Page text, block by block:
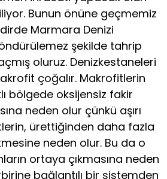
Bunun önüne geçmemiz
Marmara Denizi
şekilde tahrip
oluruz. Denizkestaneleri
çoğalır. Makrofitlerin
bölgede oksijensiz fakir
neden olur çünkü aşırı
ürettiğinden daha fazla
neden olur. Bu da o
ortaya çıkmasına neden
bağlantılı bir sistemden